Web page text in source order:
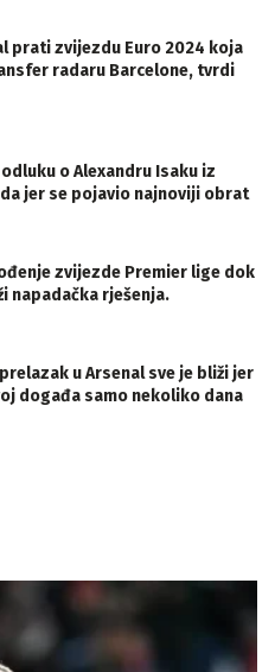
prati zvijezdu Euro 2024 koja
radaru Barcelone, tvrdi
o Alexandru Isaku iz
jer se pojavio najnoviji obrat
zvijezde Premier lige dok
napadačka rješenja.
u Arsenal sve je bliži jer
događa samo nekoliko dana